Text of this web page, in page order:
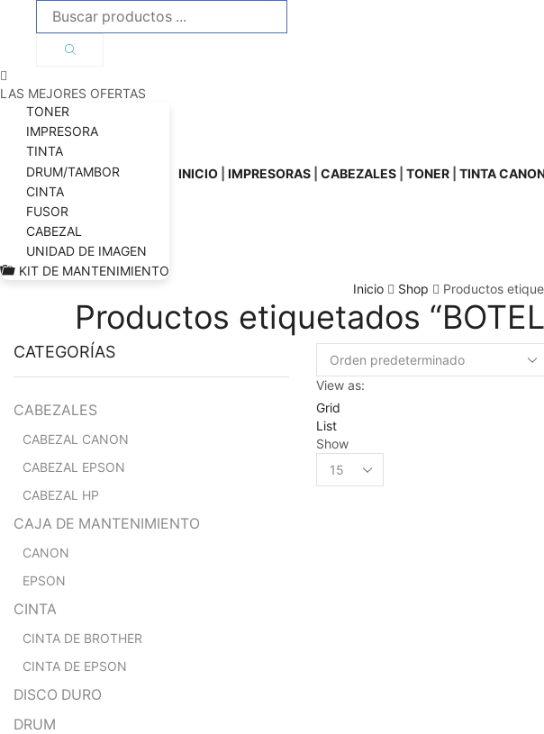
Búsqueda
productos
LAS MEJORES OFERTAS
TONER
IMPRESORA
TINTA
DRUM/TAMBOR
CINTA
FUSOR
CABEZAL
UNIDAD DE IMAGEN
KIT DE MANTENIMIENTO
INICIO |IMPRESORAS |CABEZALES |TONER |TINTA
Inicio Shop Productos
Productos etiquetados
View as:
Grid
List
Show
per
CATEGORÍAS
CABEZALES
CABEZAL CANON
CABEZAL EPSON
CABEZAL HP
CAJA DE MANTENIMIENTO
CANON
EPSON
CINTA
CINTA DE BROTHER
CINTA DE EPSON
DISCO DURO
DRUM